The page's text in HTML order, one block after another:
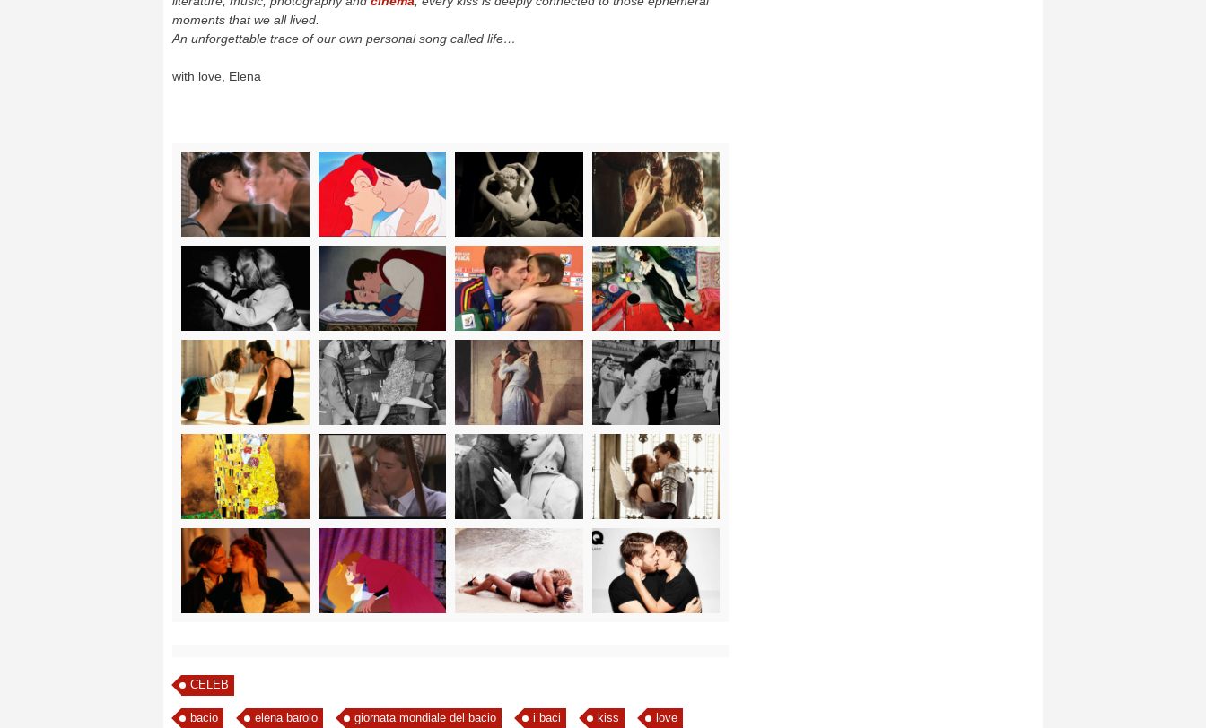
moments that we all lived.
An unforgettable trace of our own personal song called life…
with love, Elena
CELEB
bacio elena barolo giornata mondiale del bacio i baci kiss love